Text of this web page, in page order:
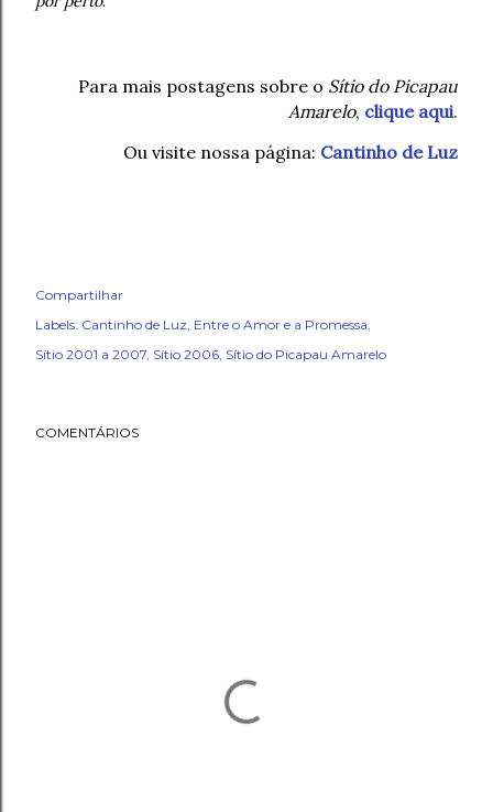
Para mais postagens sobre o Sítio do Picapau
Amarelo, clique aqui.
Ou visite nossa página: Cantinho de Luz
Compartilhar
Labels: Cantinho de Luz Entre o Amor e a Promessa
Sítio 2001 a 2007 Sítio 2006 Sítio do Picapau Amarelo
COMENTÁRIOS